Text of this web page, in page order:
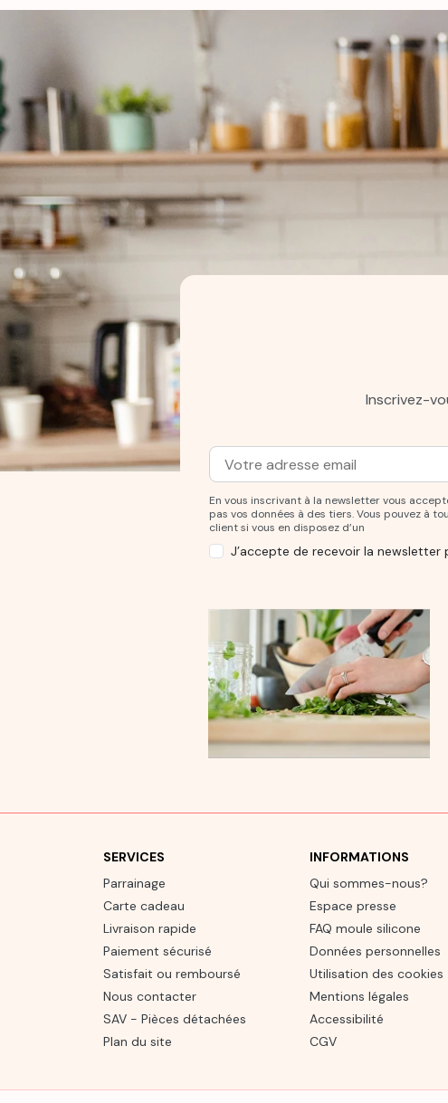
Inscrivez-
Adresse mail
Entrez votre adresse mail pour
En vous inscrivant à la newsletter vous
pas vos données à des tiers. Vous pouvez à
client si vous en disposez d’un
J’accepte de recevoir la newsletter
SERVICES
Parrainage
Carte cadeau
Livraison rapide
Paiement sécurisé
Satisfait ou remboursé
Nous contacter
SAV - Pièces détachées
Plan du site
INFORMATIONS
Qui sommes-nous?
Espace presse
FAQ moule silicone
Données personnelles
Utilisation des cookies
Mentions légales
Accessibilité
CGV